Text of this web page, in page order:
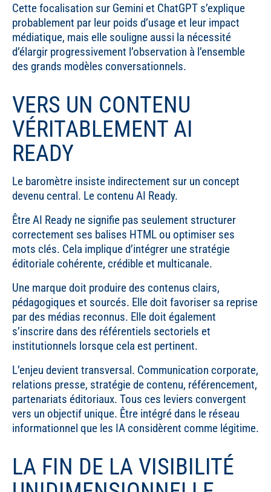
Cette focalisation sur Gemini et ChatGPT s’explique
probablement par leur poids d’usage et leur impact
médiatique, mais elle souligne aussi la nécessité
d’élargir progressivement l’observation à l’ensemble
des grands modèles conversationnels.
VERS UN CONTENU
VÉRITABLEMENT AI
READY
Le baromètre insiste indirectement sur un concept
devenu central. Le contenu AI Ready.
Être AI Ready ne signifie pas seulement structurer
correctement ses balises HTML ou optimiser ses
mots clés. Cela implique d’intégrer une stratégie
éditoriale cohérente, crédible et multicanale.
Une marque doit produire des contenus clairs,
pédagogiques et sourcés. Elle doit favoriser sa reprise
par des médias reconnus. Elle doit également
s’inscrire dans des référentiels sectoriels et
institutionnels lorsque cela est pertinent.
L’enjeu devient transversal. Communication corporate,
relations presse, stratégie de contenu, référencement,
partenariats éditoriaux. Tous ces leviers convergent
vers un objectif unique. Être intégré dans le réseau
informationnel que les IA considèrent comme légitime.
LA FIN DE LA VISIBILITÉ